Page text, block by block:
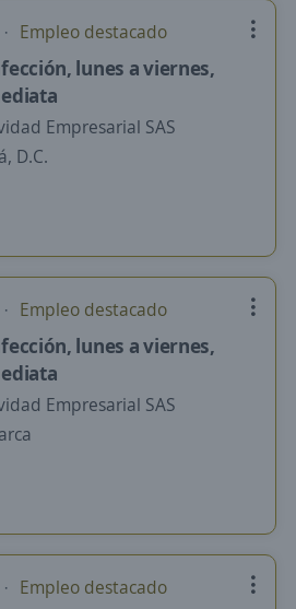
Empleo destacado
lunes a viernes,
Empresarial SAS
D.C.
Empleo destacado
lunes a viernes,
Empresarial SAS
Empleo destacado